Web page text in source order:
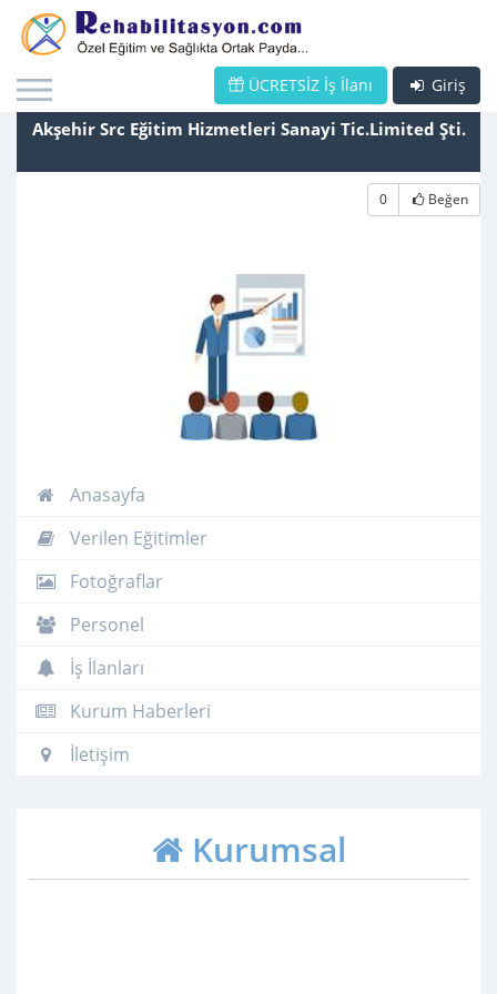
Giriş
ÜCRETSİZ İş İlanı
Akşehir Src Eğitim Hizmetleri Sanayi Tic.Limited Şti.
0 Beğen
Anasayfa
Verilen Eğitimler
Fotoğraflar
Personel
İş İlanları
Kurum Haberleri
İletişim
Kurumsal